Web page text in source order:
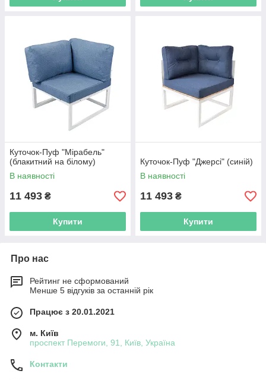
Куточок-Пуф "Мірабель"
(блакитний на білому)
В наявності
11 493 ₴
Купити
Куточок-Пуф "Джерсі" (синій)
В наявності
11 493 ₴
Купити
Про нас
Рейтинг не сформований
Менше 5 відгуків за останній рік
Працює з 20.01.2021
м. Київ
проспект Перемоги, 91, Київ, Україна
Контакти